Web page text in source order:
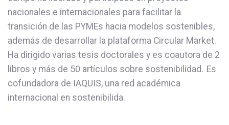
nacionales e internacionales para facilitar la
transición de las PYMEs hacia modelos sostenibles,
además de desarrollar la plataforma Circular Market.
Ha dirigido varias tesis doctorales y es coautora de 2
libros y más de 50 artículos sobre sostenibilidad. Es
cofundadora de IAQUIS, una red académica
internacional en sostenibilida.